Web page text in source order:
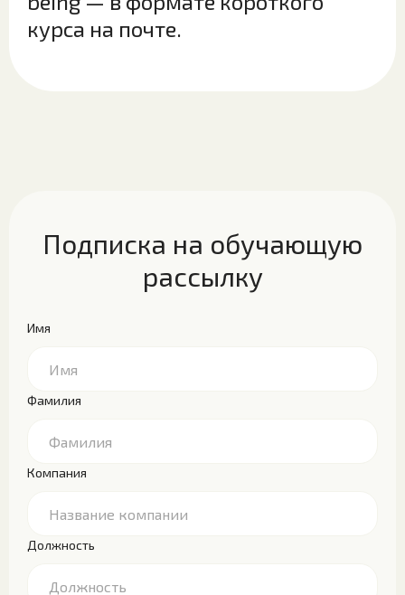
курса на почте.
Подписка на обучающую
рассылку
Имя
Фамилия
Компания
Должность